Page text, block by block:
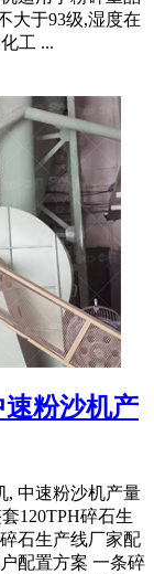
大于93级,湿度在
工 ...
速粉沙机产
, 中速粉沙机产量
120TPH碎石生
石生产线厂家配
配置方案 一条碎